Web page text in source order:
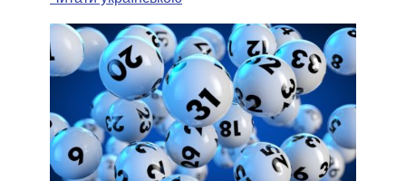
МЭРЫ
ВСЕ ПЕРСОНЫ
СРАВНЕНИЕ ПОЛИТИКОВ